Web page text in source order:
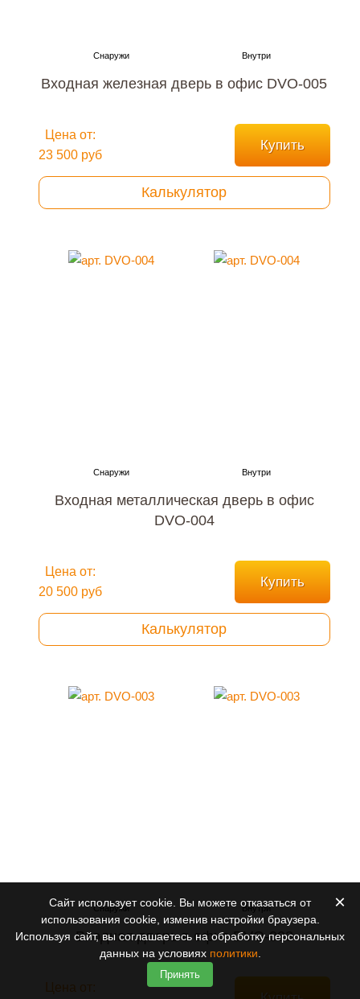
Входная железная дверь в офис DVO-005
Цена от:
23 500 руб
Купить
Калькулятор
Входная металлическая дверь в офис
DVO-004
Цена от:
20 500 руб
Купить
Калькулятор
Входная дверь в офис DVO-003
Цена от:
Сайт использует cookie. Вы можете отказаться от
использования cookie, изменив настройки браузера.
Используя сайт, вы соглашаетесь на обработку персональных
данных на условиях политики
Принять
×